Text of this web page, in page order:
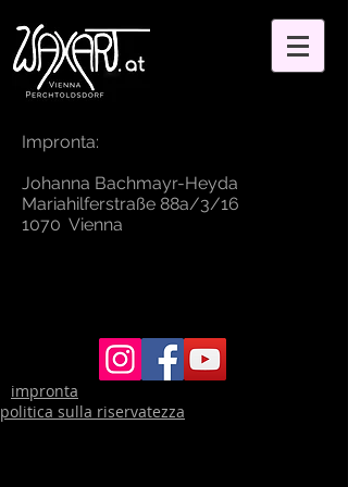
Impronta:
Johanna Bachmayr-Heyda
Mariahilferstraße 88a/3/16
1070 Vienna
impronta
politica sulla riservatezza